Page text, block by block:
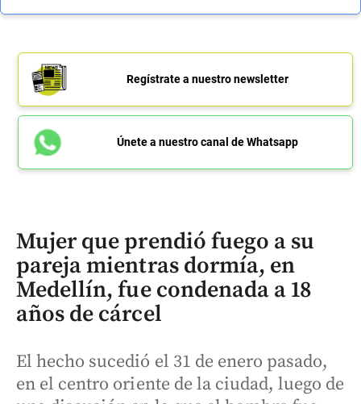
Regístrate a nuestro newsletter
Únete a nuestro canal de Whatsapp
Mujer que prendió fuego a su
pareja mientras dormía, en
Medellín, fue condenada a 18
años de cárcel
El hecho sucedió el 31 de enero pasado,
en el centro oriente de la ciudad, luego de